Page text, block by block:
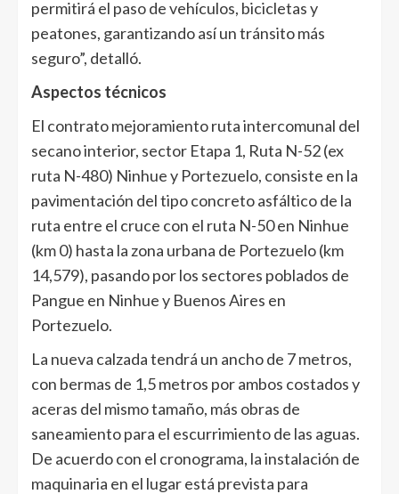
permitirá el paso de vehículos, bicicletas y
peatones, garantizando así un tránsito más
seguro”, detalló.
Aspectos técnicos
El contrato mejoramiento ruta intercomunal del
secano interior, sector Etapa 1, Ruta N-52 (ex
ruta N-480) Ninhue y Portezuelo, consiste en la
pavimentación del tipo concreto asfáltico de la
ruta entre el cruce con el ruta N-50 en Ninhue
(km 0) hasta la zona urbana de Portezuelo (km
14,579), pasando por los sectores poblados de
Pangue en Ninhue y Buenos Aires en
Portezuelo.
La nueva calzada tendrá un ancho de 7 metros,
con bermas de 1,5 metros por ambos costados y
aceras del mismo tamaño, más obras de
saneamiento para el escurrimiento de las aguas.
De acuerdo con el cronograma, la instalación de
maquinaria en el lugar está prevista para